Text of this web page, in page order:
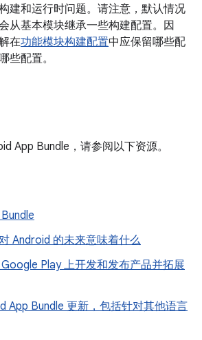
建和运行时问题。请注意，默认情况
从基本模块继承一些构建配置。因
在功能模块构建配置中应保留哪些配
些配置。
App Bundle，请参阅以下资源。
Android 的未来意味着什么
Play 上开发和发布产品并拓展
App Bundle 更新，包括针对其他语言